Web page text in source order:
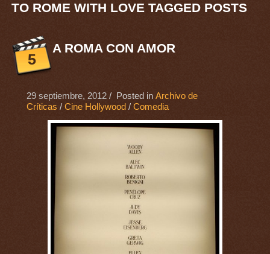
TO ROME WITH LOVE TAGGED POSTS
5
A ROMA CON AMOR
29 septiembre, 2012/ Posted in Archivo de
Críticas / Cine Hollywood / Comedia